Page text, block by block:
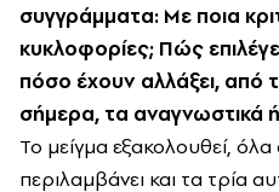
συγγράμματα: Με ποια
κυκλοφορίες; Πώς
πόσο έχουν αλλάξει, από
σήμερα, τα αναγνωστικά
Το μείγμα εξακολουθεί,
περιλαμβάνει και τα τρία